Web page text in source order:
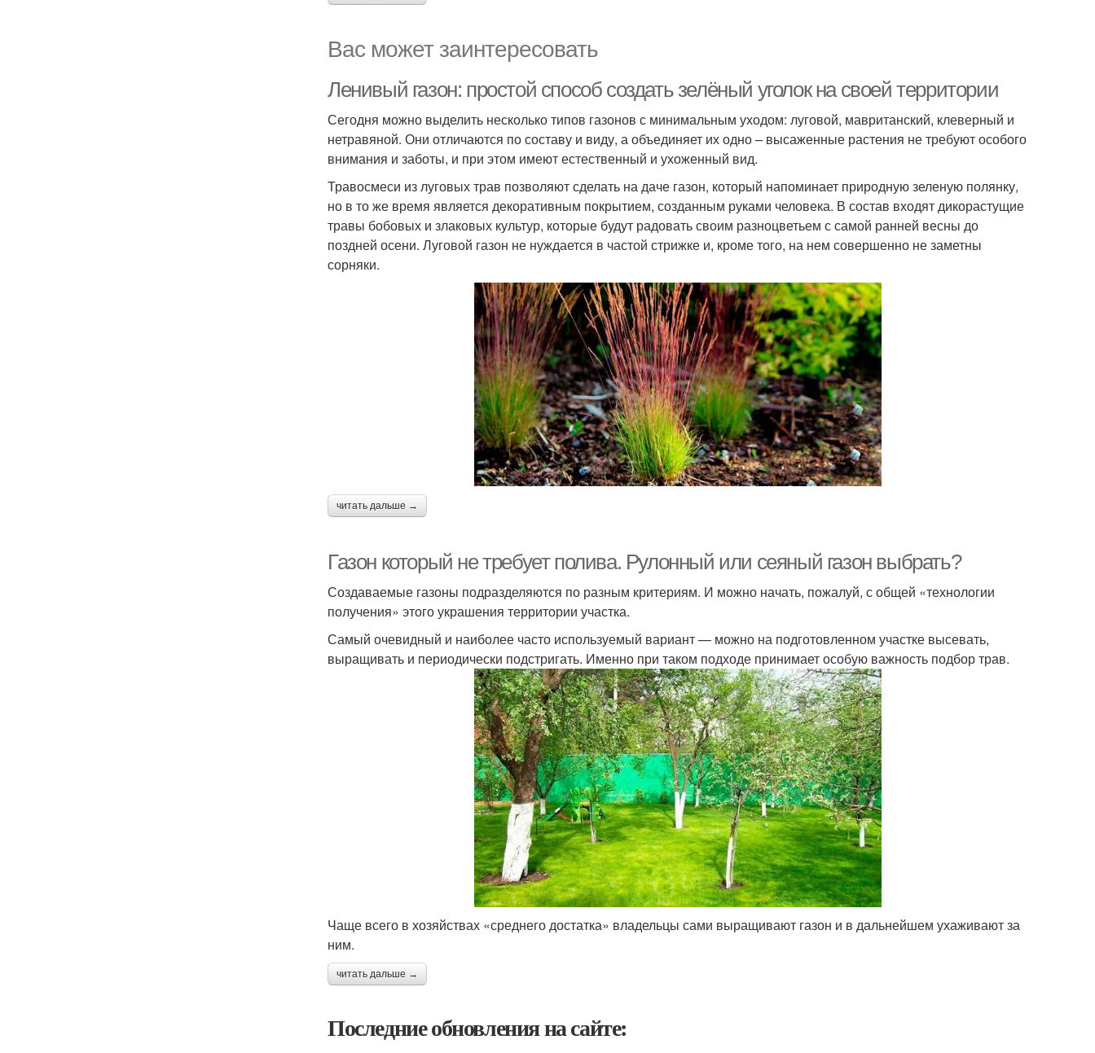
Вас может заинтересовать
Ленивый газон: простой способ создать зелёный уголок на своей территории
Сегодня можно выделить несколько типов газонов с минимальным уходом: луговой, мавританский, клеверный и
нетравяной. Они отличаются по составу и виду, а объединяет их одно – высаженные растения не требуют особого
внимания и заботы, и при этом имеют естественный и ухоженный вид.
Травосмеси из луговых трав позволяют сделать на даче газон, который напоминает природную зеленую полянку,
но в то же время является декоративным покрытием, созданным руками человека. В состав входят дикорастущие
травы бобовых и злаковых культур, которые будут радовать своим разноцветьем с самой ранней весны до
поздней осени. Луговой газон не нуждается в частой стрижке и, кроме того, на нем совершенно не заметны
сорняки.
читать дальше →
Газон который не требует полива. Рулонный или сеяный газон выбрать?
Создаваемые газоны подразделяются по разным критериям. И можно начать, пожалуй, с общей «технологии
получения» этого украшения территории участка.
Самый очевидный и наиболее часто используемый вариант — можно на подготовленном участке высевать,
выращивать и периодически подстригать. Именно при таком подходе принимает особую важность подбор трав.
Чаще всего в хозяйствах «среднего достатка» владельцы сами выращивают газон и в дальнейшем ухаживают за
ним.
читать дальше →
Последние обновления на сайте: